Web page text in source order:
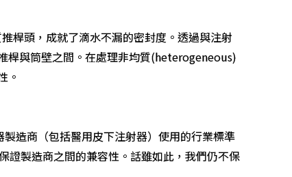
桿頭，成就了滴水不漏的密封度。透過與注射
桿與筒壁之間。在處理非均質(heterogeneous)
。
造商（包括醫用皮下注射器）使用的行業標準
證製造商之間的兼容性。話雖如此，我們仍不保